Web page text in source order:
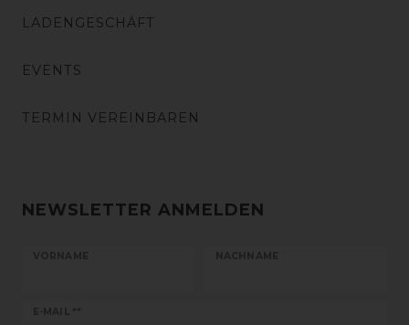
LADENGESCHÄFT
EVENTS
TERMIN VEREINBAREN
NEWSLETTER ANMELDEN
VORNAME NACHNAME
E-MAIL **
Newsletter